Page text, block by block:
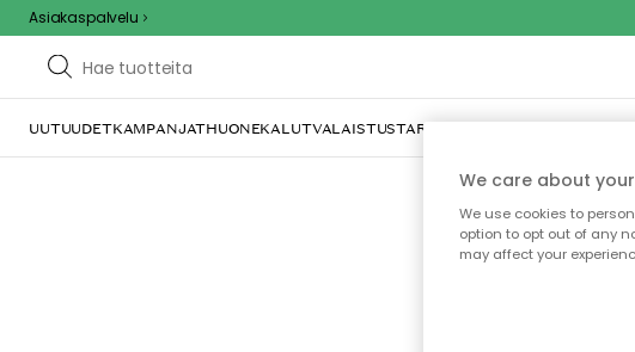
Asiakaspalvelu
UUTUUDETKAMPANJATHUONEKALUTVALAISTUSTARJOILU JA KATTAUS
We care about
We use cookies to
option to opt out of any
may affect your